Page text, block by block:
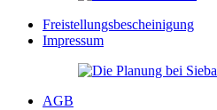
Freistellungsbescheinigung
Impressum
AGB